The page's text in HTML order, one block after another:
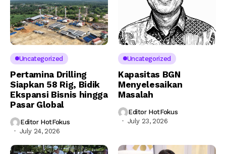
Uncategorized
Pertamina Drilling
Siapkan 58 Rig, Bidik
Ekspansi Bisnis hingga
Pasar Global
Editor HotFokus
July 24, 2026
Uncategorized
Kapasitas BGN
Menyelesaikan
Masalah
Editor HotFokus
July 23, 2026